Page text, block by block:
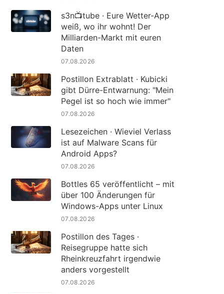
s3n📺tube · Eure Wetter-App
weiß, wo ihr wohnt! Der
Milliarden-Markt mit euren
Daten
07.08.2026
Postillon Extrablatt · Kubicki
gibt Dürre-Entwarnung: "Mein
Pegel ist so hoch wie immer"
07.08.2026
Lesezeichen · Wieviel Verlass
ist auf Malware Scans für
Android Apps?
07.08.2026
Bottles 65 veröffentlicht – mit
über 100 Änderungen für
Windows-Apps unter Linux
07.08.2026
Postillon des Tages ·
Reisegruppe hatte sich
Rheinkreuzfahrt irgendwie
anders vorgestellt
07.08.2026